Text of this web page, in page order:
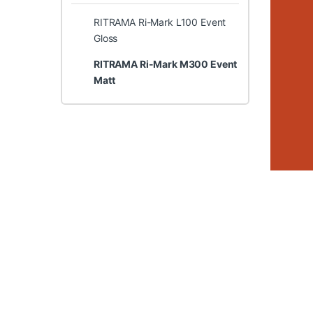
RITRAMA Ri-Mark L100 Event
Gloss
RITRAMA Ri-Mark M300 Event
Matt